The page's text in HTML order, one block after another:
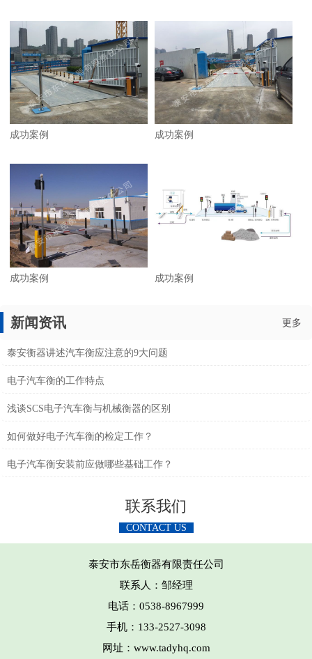
成功案例 成功案例
成功案例 成功案例
新闻资讯 更多
泰安衡器讲述汽车衡应注意的9大问题
电子汽车衡的工作特点
浅谈SCS电子汽车衡与机械衡器的区别
如何做好电子汽车衡的检定工作？
电子汽车衡安装前应做哪些基础工作？
联系我们
CONTACT US
泰安市东岳衡器有限责任公司
联系人：邹经理
电话：0538-8967999
手机：133-2527-3098
网址：www.tadyhq.com